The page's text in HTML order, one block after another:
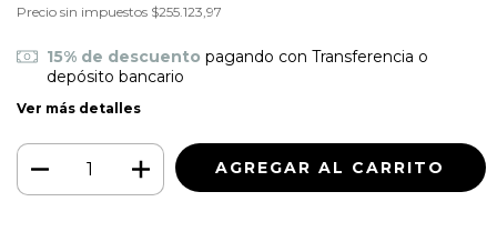
Precio sin impuestos $255.123,97
15% de descuento pagando con Transferencia o
depósito bancario
Ver más detalles